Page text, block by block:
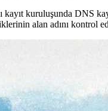
kuruluşunda DNS
alan adını kontrol